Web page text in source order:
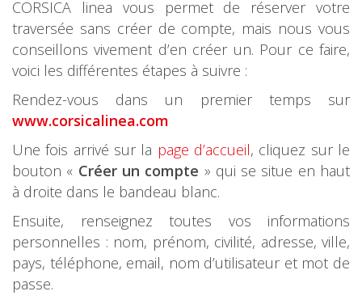
CORSICA linea vous permet de réserver votre
traversée sans créer de compte, mais nous vous
conseillons vivement d’en créer un. Pour ce faire,
voici les différentes étapes à suivre :
Rendez-vous dans un premier temps sur
www.corsicalinea.com
Une fois arrivé sur la page d’accueil, cliquez sur le
bouton « Créer un compte » qui se situe en haut
à droite dans le bandeau blanc.
Ensuite, renseignez toutes vos informations
personnelles : nom, prénom, civilité, adresse, ville,
pays, téléphone, email, nom d’utilisateur et mot de
passe.